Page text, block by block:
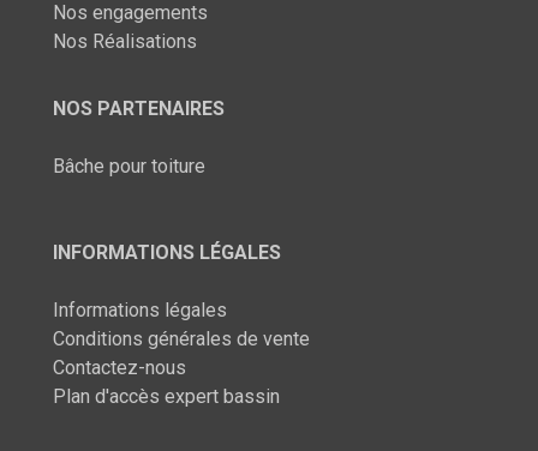
Nos engagements
Nos Réalisations
NOS PARTENAIRES
Bâche pour toiture
INFORMATIONS LÉGALES
Informations légales
Conditions générales de vente
Contactez-nous
Plan d'accès expert bassin